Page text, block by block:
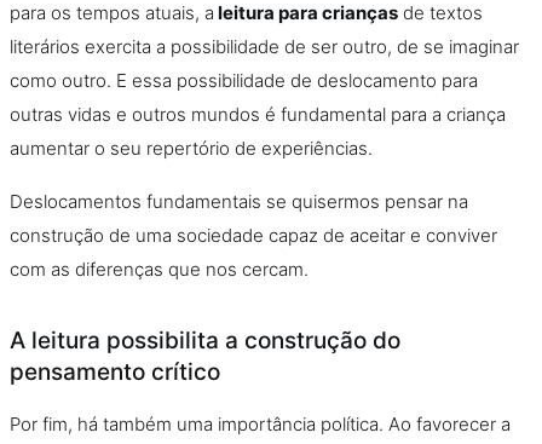
para os tempos atuais, a leitura para crianças de textos
literários exercita a possibilidade de ser outro, de se imaginar
como outro. E essa possibilidade de deslocamento para
outras vidas e outros mundos é fundamental para a criança
aumentar o seu repertório de experiências.
Deslocamentos fundamentais se quisermos pensar na
construção de uma sociedade capaz de aceitar e conviver
com as diferenças que nos cercam.
A leitura possibilita a construção do
pensamento crítico
Por fim, há também uma importância política. Ao favorecer a